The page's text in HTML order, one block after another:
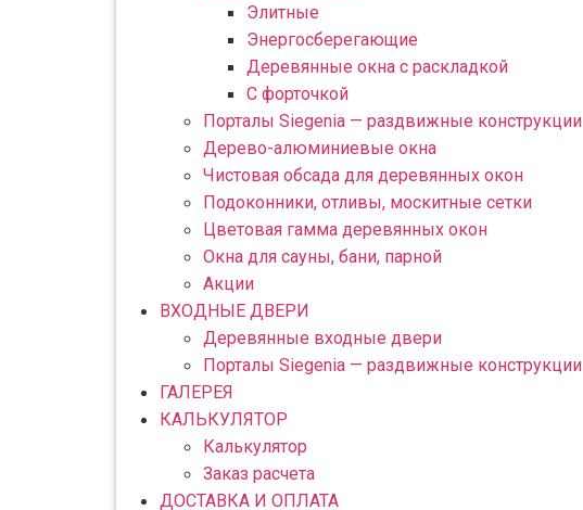
Элитные
Энергосберегающие
Деревянные окна с раскладкой
С форточкой
Порталы Siegenia — раздвижные конструкции
Дерево-алюминиевые окна
Чистовая обсада для деревянных окон
Подоконники, отливы, москитные сетки
Цветовая гамма деревянных окон
Окна для сауны, бани, парной
Акции
ВХОДНЫЕ ДВЕРИ
Деревянные входные двери
Порталы Siegenia — раздвижные конструкции
ГАЛЕРЕЯ
КАЛЬКУЛЯТОР
Калькулятор
Заказ расчета
ДОСТАВКА И ОПЛАТА